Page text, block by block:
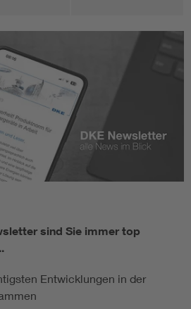
sind Sie immer top
Entwicklungen in der